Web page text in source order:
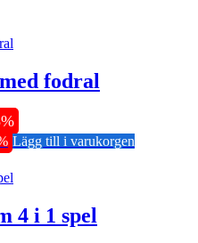
fodral
Lägg till i varukorgen
4 i 1 spel